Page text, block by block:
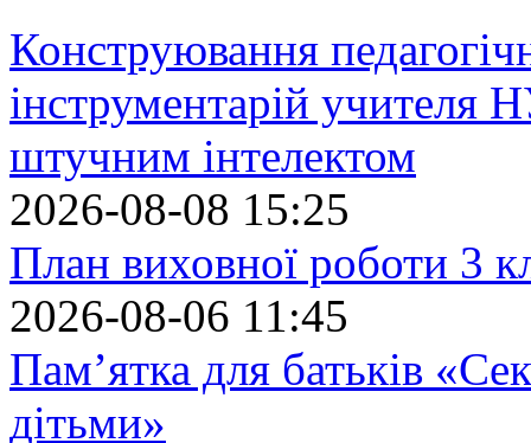
Конструювання
інструментарій учителя
штучним інтелектом
2026-08-08 15:25
План виховної роботи 3
2026-08-06 11:45
Пам’ятка для батьків
дітьми»